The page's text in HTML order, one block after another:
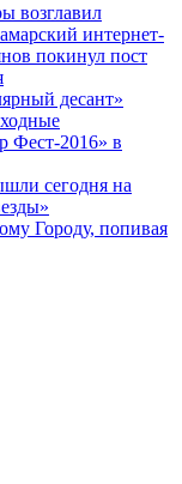
возглавил
интернет-
покинул пост
десант»
Фест-2016» в
сегодня на
Городу, попивая